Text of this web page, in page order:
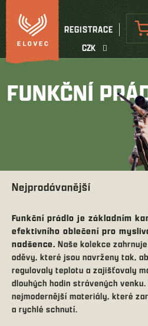
Přejít
na
obsah
CZK
REGISTRACE
FUNKČNÍ
Nejprodávanější
Funkční prádlo je základním
efektivního oblečení pro
nadšence. Naše kolekce
oděvy, které jsou navrženy tak,
regulovaly teplotu a zajišťovaly
dlouhých hodin strávených
nejmodernější materiály, které
a rychlé schnutí.